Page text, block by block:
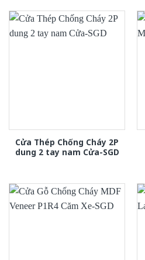
Cửa Thép Chống Cháy 2P
dung 2 tay nam Cửa-SGD